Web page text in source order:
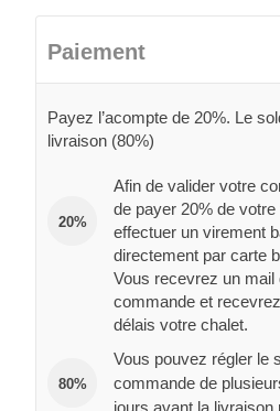
Paiement
Payez l’acompte de 20%. Le
livraison (80%)
20%
Afin de valider votre
de payer 20% de
effectuer un virement
directement par carte
Vous recevrez un mail
commande et
délais votre chalet.
80%
Vous pouvez régler le
commande de